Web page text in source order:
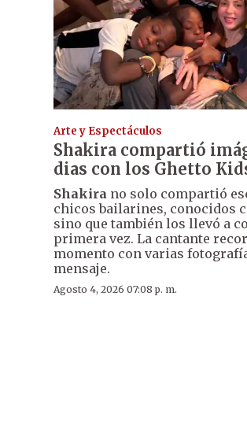
Arte y Espectáculos
Shakira compartió
dias con los Ghetto
Shakira no solo compartió
chicos bailarines, conocidos
sino que también los llevó a
primera vez. La cantante
momento con varias
mensaje.
Agosto 4, 2026 07:08 p. m.